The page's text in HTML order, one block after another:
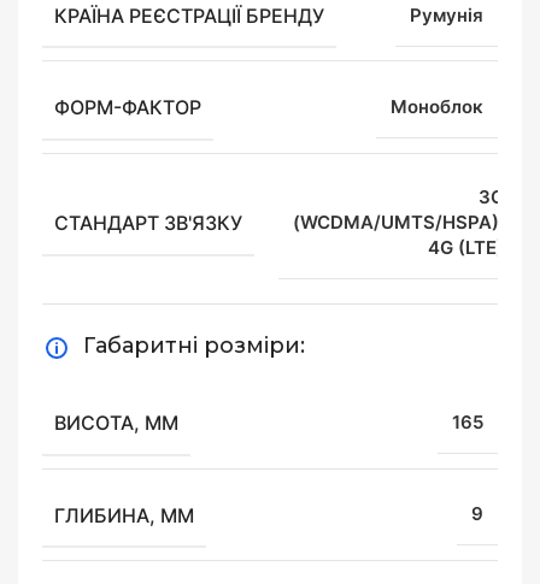
КРАЇНА РЕЄСТРАЦІЇ БРЕНДУ Румунія
ФОРМ-ФАКТОР Моноблок
СТАНДАРТ ЗВ'ЯЗКУ
3G
(WCDMA/UMTS/HSPA),
4G (LTE)
Габаритні розміри:
ВИСОТА, ММ 165
ГЛИБИНА, ММ 9